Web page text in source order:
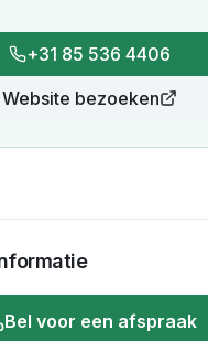
+31 85 536 4406
Website bezoeken
Bel voor een afspraak